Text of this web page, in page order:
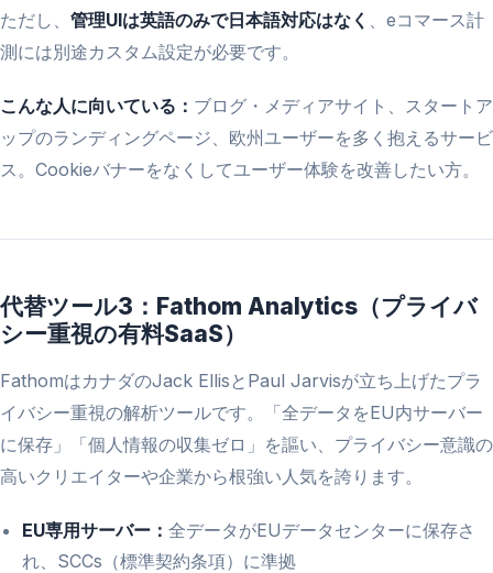
ただし、 管理UIは英語のみで日本語対応はなく 、eコマース計
測には別途カスタム設定が必要です。
こんな人に向いている： ブログ・メディアサイト、スタートア
ップのランディングページ、欧州ユーザーを多く抱えるサービ
ス。Cookieバナーをなくしてユーザー体験を改善したい方。
代替ツール3：Fathom Analytics（プライバ
シー重視の有料SaaS）
FathomはカナダのJack EllisとPaul Jarvisが立ち上げたプラ
イバシー重視の解析ツールです。「全データをEU内サーバー
に保存」「個人情報の収集ゼロ」を謳い、プライバシー意識の
高いクリエイターや企業から根強い人気を誇ります。
EU専用サーバー： 全データがEUデータセンターに保存さ
れ、SCCs（標準契約条項）に準拠